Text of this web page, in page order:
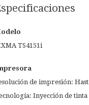
TS4151i
de impresión:
Inyección de